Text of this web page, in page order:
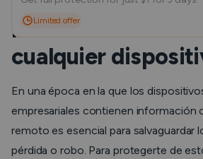
borrar datos a
cualquier
En una época en la que los
empresariales contienen información
remoto es esencial para salvaguardar
pérdida o robo. Para protegerte de
Limited offer